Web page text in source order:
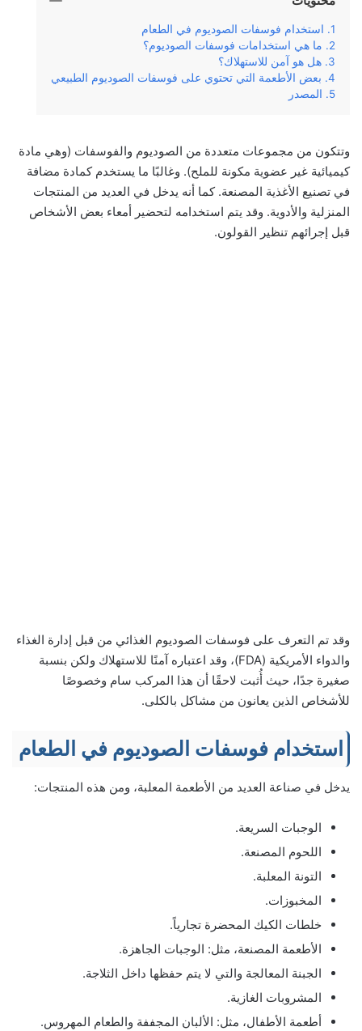
استخدام فوسفات الصوديوم في الطعام
ما هي استخدامات فوسفات الصوديوم؟
هل هو آمن للاستهلاك؟
بعض الأطعمة التي تحتوي على فوسفات الصوديوم الطبيعي
المصدر
وتتكون من مجموعات متعددة من الصوديوم والفوسفات (وهي مادة
كيميائية غير عضوية مكونة للملح). وغالبًا ما يستخدم كمادة مضافة
في تصنيع الأغذية المصنعة. كما أنه يدخل في العديد من المنتجات
المنزلية والأدوية. وقد يتم استخدامه لتحضير أمعاء بعض الأشخاص
قبل إجرائهم تنظير القولون.
وقد تم التعرف على فوسفات الصوديوم الغذائي من قبل إدارة الغذاء
والدواء الأمريكية (FDA)، وقد اعتباره آمنًا للاستهلاك ولكن بنسبة
صغيرة جدًا، حيث أُثبت لاحقًا أن هذا المركب سام وخصوصًا
للأشخاص الذين يعانون من مشاكل بالكلى.
استخدام فوسفات الصوديوم في الطعام
يدخل في صناعة العديد من الأطعمة المعلبة، ومن هذه المنتجات:
الوجبات السريعة.
اللحوم المصنعة.
التونة المعلبة.
المخبوزات.
خلطات الكيك المحضرة تجارياً.
الأطعمة المصنعة، مثل: الوجبات الجاهزة.
الجبنة المعالجة والتي لا يتم حفظها داخل الثلاجة.
المشروبات الغازية.
أطعمة الأطفال، مثل: الألبان المجففة والطعام المهروس.